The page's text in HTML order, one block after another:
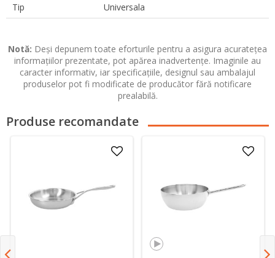
Tip
Universala
Notă: Deși depunem toate eforturile pentru a asigura acuratețea
informațiilor prezentate, pot apărea inadvertențe. Imaginile au
caracter informativ, iar specificațiile, designul sau ambalajul
produselor pot fi modificate de producător fără notificare
prealabilă.
Produse recomandate